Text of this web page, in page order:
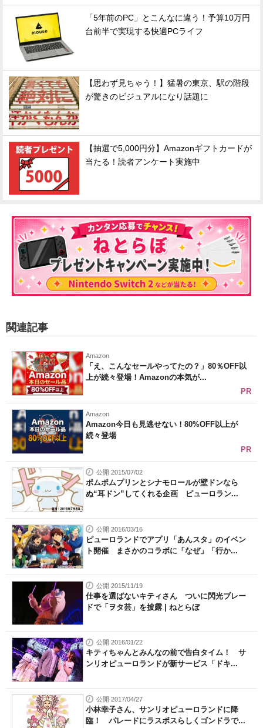
「5年前のPC」とこんなに違う！予算10万円
台前半で実現する快適PCライフ
【思わず見ちゃう！】猛暑の東京、駅の階段
が驚きのビジュアルになり話題に
【抽選で5,000円分】Amazonギフトカードが
当たる！読者アンケート実施中
関連記事
Amazon
「え、こんなセールやってたの？」80％OFF以
上が続々登場！Amazonの本気が...
PR
Amazon
Amazon今日も見逃せない！80%OFF以上が
続々登場
PR
公開 2015/07/02
ポムポムプリンとシナモロールが壁ドンなら
ぬ“耳ドン”してくれる企画 ピューロラン...
公開 2016/03/16
ピューロランドでアプリ「あんスタ」のイベン
ト開催 まさかのコラボに「なぜ」「行か...
公開 2015/11/19
仕事を選ばないキティさん ついに閃光ブレー
ドで「ヲタ芸」を披露 | ねとらぼ
公開 2016/01/22
キティちゃんとみんなの前で告白タイム！ サ
ンリオピューロランドが新サービス「ドキ...
公開 2017/04/27
小林幸子さん、サンリオピューロランドに降
臨！ パレードにラスボスらしくゴンドラで...